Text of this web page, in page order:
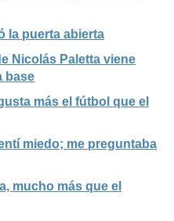
la puerta abierta
Nicolás Paletta viene
base
más el fútbol que el
miedo; me preguntaba
mucho más que el